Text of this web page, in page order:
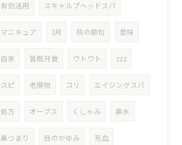
有効活用 スキャルプヘッドスパ
マニキュア 3月 桃の節句 意味
由来 皆既月食 ウトウト zzz
スピ 老廃物 コリ エイジングスパ
処方 オープス くしゃみ 鼻水
鼻づまり 目のかゆみ 充血